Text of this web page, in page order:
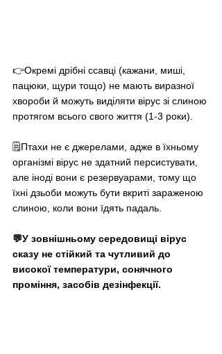
👉Окремі дрібні ссавці (кажани, миші,
пацюки, щури тощо) не мають виразної
хвороби й можуть виділяти вірус зі слиною
протягом всього свого життя (1-3 роки).
🗒Птахи не є джерелами, адже в їхньому
організмі вірус не здатний персистувати,
але іноді вони є резервуарами, тому що
їхні дзьоби можуть бути вкриті зараженою
слиною, коли вони їдять падаль.
💬У зовнішньому середовищі вірус
сказу не стійкий та чутливий до
високої температури, сонячного
проміння, засобів дезінфекції.